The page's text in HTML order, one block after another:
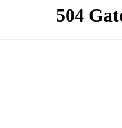
504